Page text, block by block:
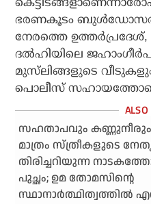
ഭരണകൂടം ബുള്‍ഡോസര്‍
നേരത്തെ ഉത്തര്‍പ്രദേശ്,
ദല്‍ഹിയിലെ
മുസ്‌ലിങ്ങളുടെ
പൊലീസ് സഹായത്തോടെ
സഹതാപവും കണ്ണുനീരും
മാത്രം സ്ത്രീകളുടെ
തിരിച്ചറിയുന്ന
പുച്ഛം; ഉമ തോമസിന്റെ
സ്ഥാനാര്‍ത്ഥിത്വത്തില്‍